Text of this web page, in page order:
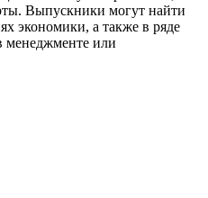
Выпускники могут найти
экономики, а также в ряде
менеджменте или